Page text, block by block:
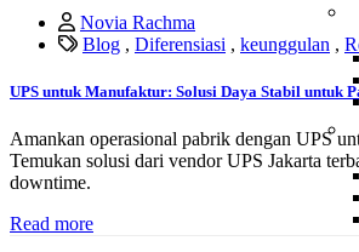
Novia Rachma
Blog , Diferensiasi , keunggulan ,
UPS untuk Manufaktur: Solusi Daya Stabil untuk
Amankan operasional pabrik dengan UPS
Temukan solusi dari vendor UPS Jakarta
downtime.
Read more